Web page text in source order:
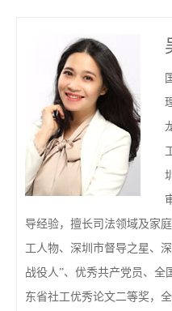
导经验，擅长司法领域及家
工人物、深圳市督导之星、
战役人”、优秀共产党员、全
东省社工优秀论文二等奖，